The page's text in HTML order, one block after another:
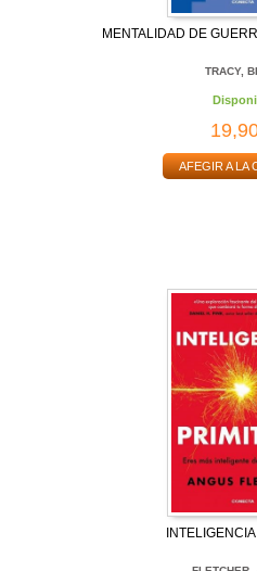
MENTALIDAD DE
TRACY,
AFEGIR A LA